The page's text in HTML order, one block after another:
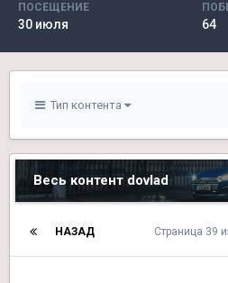
ПОСЕЩЕНИЕ
30 июля 64
Тип контента
Весь контент dovlad
НАЗАД Страница 39